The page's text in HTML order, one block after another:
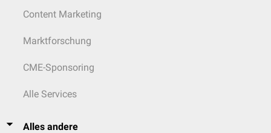
Content Marketing
Marktforschung
CME-Sponsoring
Alle Services
Alles andere